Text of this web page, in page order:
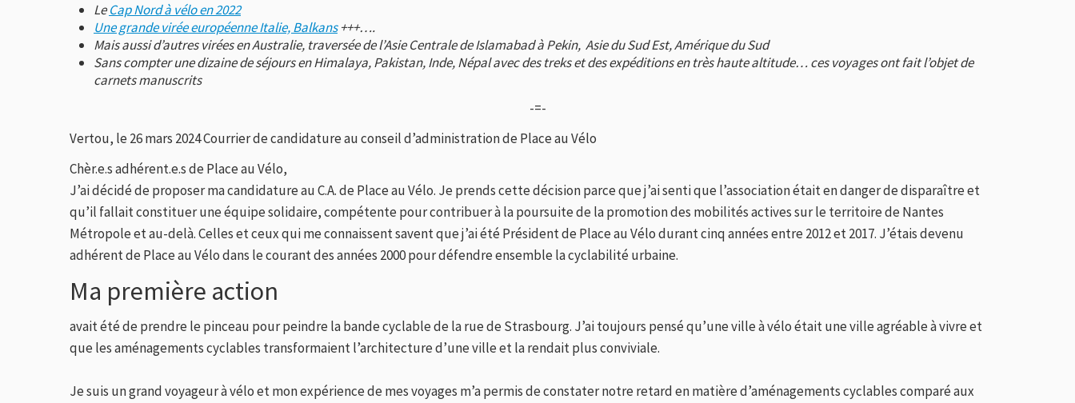
LeCap Nord à vélo en 2022
Une grande virée européenne Italie, Balkans+++….
Mais aussi d’autres virées en Australie, traversée de l’Asie Centrale de Islamabad à Pekin, Asie du Sud Est, Amérique du Sud
Sans compter une dizaine de séjours en Himalaya, Pakistan, Inde, Népal avec des treks et des expéditions en très haute altitude… ces voyages ont fait l’objet de
carnets manuscrits
-=-
Vertou, le 26 mars 2024 Courrier de candidature au conseil d’administration de Place au Vélo
Chèr.e.s adhérent.e.s de Place au Vélo,
J’ai décidé de proposer ma candidature au C.A. de Place au Vélo. Je prends cette décision parce que j’ai senti que l’association était en danger de disparaître et
qu’il fallait constituer une équipe solidaire, compétente pour contribuer à la poursuite de la promotion des mobilités actives sur le territoire de Nantes
Métropole et au-delà. Celles et ceux qui me connaissent savent que j’ai été Président de Place au Vélo durant cinq années entre 2012 et 2017. J’étais devenu
adhérent de Place au Vélo dans le courant des années 2000 pour défendre ensemble la cyclabilité urbaine.
Ma première action
avait été de prendre le pinceau pour peindre la bande cyclable de la rue de Strasbourg. J’ai toujours pensé qu’une ville à vélo était une ville agréable à vivre et
que les aménagements cyclables transformaient l’architecture d’une ville et la rendait plus conviviale.
Je suis un grand voyageur à vélo et mon expérience de mes voyages m’a permis de constater notre retard en matière d’aménagements cyclables comparé aux